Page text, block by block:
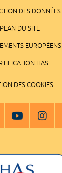
DES DONNÉES
PLAN DU SITE
EUROPÉENS
HAS
DES COOKIES